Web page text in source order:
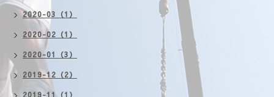
2020-03（1）
2020-02（1）
2020-01（3）
2019-12（2）
2019-11（1）